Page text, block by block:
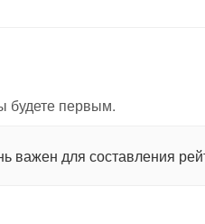
будете первым.
важен для составления